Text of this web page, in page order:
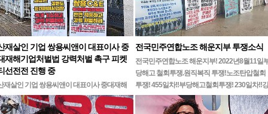
재살인 기업 쌍용씨앤이 대표이사 중
재해기업처벌법 강력처벌 촉구 피켓
선전전 진행 중
재살인 기업 쌍용씨앤이 대표이사 중대재해
업처벌법 강력처벌 촉구민주노총 강원지역본
무기한 피켓시위 14일차고용노동부 강원지
전국민주연합노조 해운지부 투쟁소식
전국민주연합노조 해운지부! 2022년8월11일
당해고 철회투쟁.원직복직 투쟁!노조탄압철회
투쟁! 455일차!!부당해고철회투쟁! 230일차!!강
릉ㆍ…